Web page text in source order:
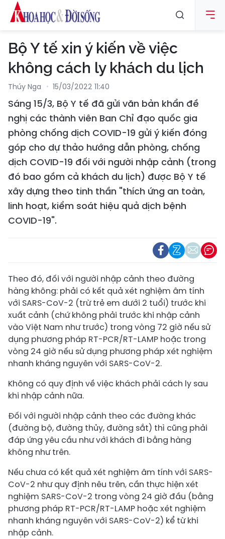
Bộ Y tế xin ý kiến về việc
không cách ly khách du lịch
Thúy Nga 15/03/2022 11:40
Sáng 15/3, Bộ Y tế đã gửi văn bản khẩn đề
nghị các thành viên Ban Chỉ đạo quốc gia
phòng chống dịch COVID-19 gửi ý kiến đóng
góp cho dự thảo hướng dẫn phòng, chống
dịch COVID-19 đối với người nhập cảnh (trong
đó bao gồm cả khách du lịch) được Bộ Y tế
xây dựng theo tinh thần "thích ứng an toàn,
linh hoạt, kiểm soát hiệu quả dịch bệnh
COVID-19".
Theo đó, đối với người nhập cảnh theo đường
hàng không: phải có kết quả xét nghiệm âm tính
với SARS-CoV-2 (trừ trẻ em dưới 2 tuổi) trước khi
xuất cảnh (chứ không phải trước khi nhập cảnh
vào Việt Nam như trước) trong vòng 72 giờ nếu sử
dụng phương pháp RT-PCR/RT-LAMP hoặc trong
vòng 24 giờ nếu sử dụng phương pháp xét nghiệm
nhanh kháng nguyên với SARS-CoV-2.
Không có quy định về việc khách phải cách ly sau
khi nhập cảnh nữa.
Đối với người nhập cảnh theo các đường khác
(đường bộ, đường thủy, đường sắt) thì cũng phải
đáp ứng yêu cầu như với khách đi bằng hàng
không như trên.
Nếu chưa có kết quả xét nghiệm âm tính với SARS-
CoV-2 như quy định nêu trên, cần thực hiện xét
nghiệm SARS-CoV-2 trong vòng 24 giờ đầu (bằng
phương pháp RT-PCR/RT-LAMP hoặc xét nghiệm
nhanh kháng nguyên với SARS-CoV-2) kể từ khi
nhập cảnh.